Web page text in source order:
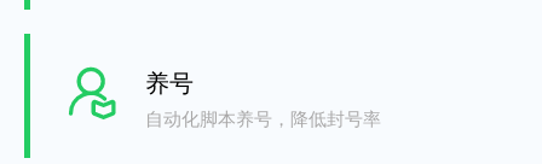
养号
自动化脚本养号，降低封号率